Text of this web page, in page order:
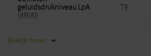
geluidsdrukniveau LpA
(dB(A))
79
geluidsniveau LwA (dB(A))
Bekijk meer